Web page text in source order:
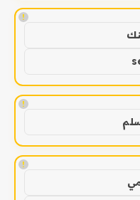
!
!
!